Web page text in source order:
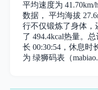
平均速度为
数据， 平均海拔
行不仅锻炼了身体，
了 494.4kcal热量。
长 00:30:54，休息时
为 绿狮码表（